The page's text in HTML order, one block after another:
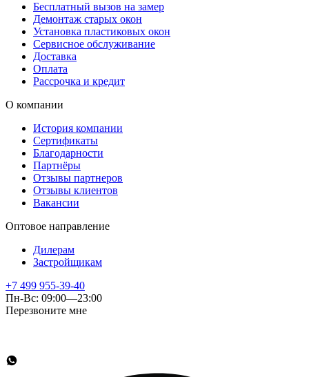
Бесплатный вызов на замер
Демонтаж старых окон
Установка пластиковых окон
Сервисное обслуживание
Доставка
Оплата
Рассрочка и кредит
О компании
История компании
Сертификаты
Благодарности
Партнёры
Отзывы партнеров
Отзывы клиентов
Вакансии
Оптовое направление
Дилерам
Застройщикам
+7 499 955-39-40
Пн-Вс: 09:00—23:00
Перезвоните мне